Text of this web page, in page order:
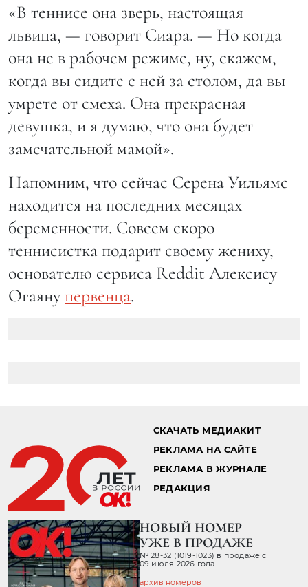
«В теннисе она зверь, настоящая
львица, — говорит Сиара. — Но когда
она не в рабочем режиме, ну, скажем,
когда вы сидите с ней за столом, да вы
умрете от смеха. Она прекрасная
девушка, и я думаю, что она будет
замечательной мамой».
Напомним, что сейчас Серена Уильямс
находится на последних месяцах
беременности. Совсем скоро
теннисистка подарит своему жениху,
основателю сервиса Reddit Алексису
Огаяну первенца.
СКАЧАТЬ МЕДИАКИТ
РЕКЛАМА НА САЙТЕ
РЕКЛАМА В ЖУРНАЛЕ
РЕДАКЦИЯ
НОВЫЙ НОМЕР
УЖЕ В ПРОДАЖЕ
№ 28-32 (1019-1023) в продаже с
09 июля 2026 года
архив номеров